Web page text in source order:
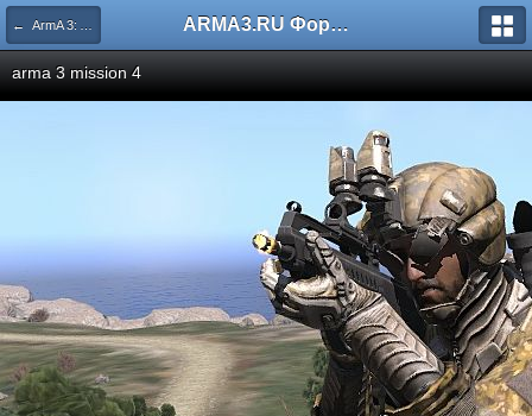
← ArmA 3: Alpha ARMA3.RU Форум
arma 3 mission 4